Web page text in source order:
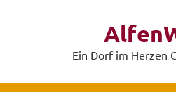
Ein Dorf im Herzen